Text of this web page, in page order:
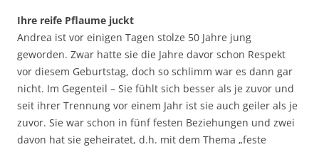
Ihre reife Pflaume juckt
Andrea ist vor einigen Tagen stolze 50 Jahre jung
geworden. Zwar hatte sie die Jahre davor schon Respekt
vor diesem Geburtstag, doch so schlimm war es dann gar
nicht. Im Gegenteil – Sie fühlt sich besser als je zuvor und
seit ihrer Trennung vor einem Jahr ist sie auch geiler als je
zuvor. Sie war schon in fünf festen Beziehungen und zwei
davon hat sie geheiratet, d.h. mit dem Thema „feste